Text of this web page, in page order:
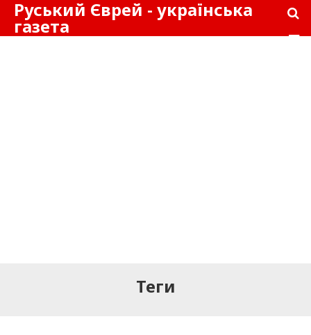
Руський Єврей - українська
газета
Теги